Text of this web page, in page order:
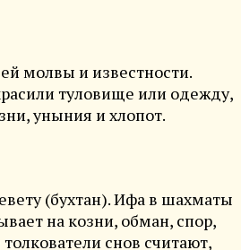
молвы и известности.
туловище или одежду,
уныния и хлопот.
(бухтан). Ифа в шахматы
на козни, обман, спор,
толкователи снов считают,